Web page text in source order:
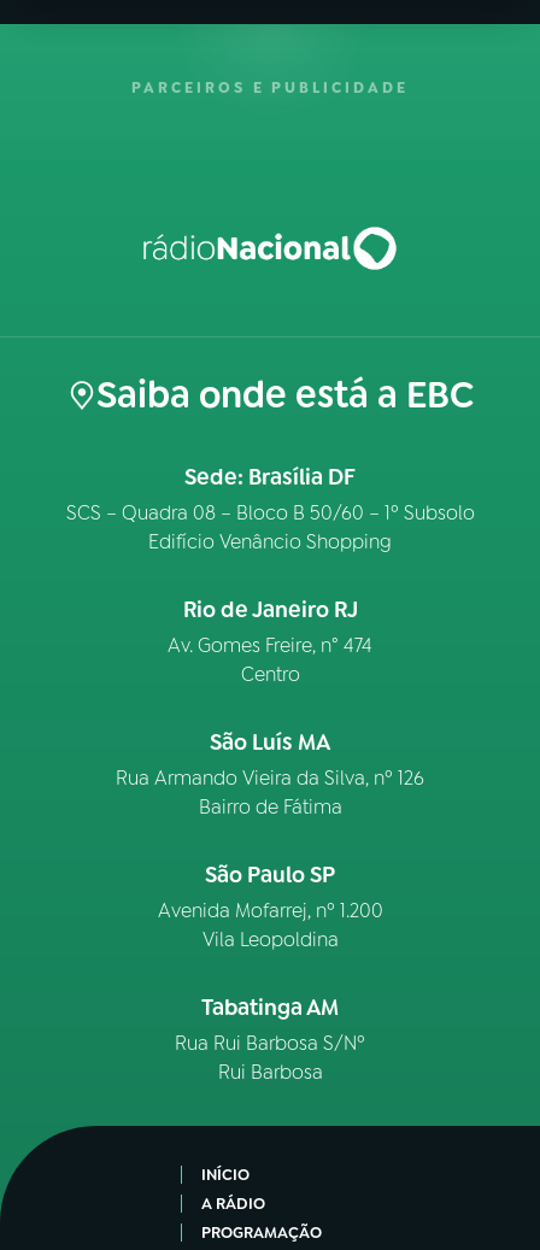
PARCEIROS E PUBLICIDADE
Saiba onde está a EBC
Sede: Brasília DF
SCS – Quadra 08 – Bloco B 50/60 – 1º Subsolo
Edifício Venâncio Shopping
Rio de Janeiro RJ
Av. Gomes Freire, n° 474
Centro
São Luís MA
Rua Armando Vieira da Silva, nº 126
Bairro de Fátima
São Paulo SP
Avenida Mofarrej, nº 1.200
Vila Leopoldina
Tabatinga AM
Rua Rui Barbosa S/Nº
Rui Barbosa
INÍCIO
A RÁDIO
PROGRAMAÇÃO